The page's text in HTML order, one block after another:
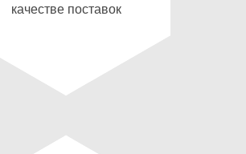
качестве поставок